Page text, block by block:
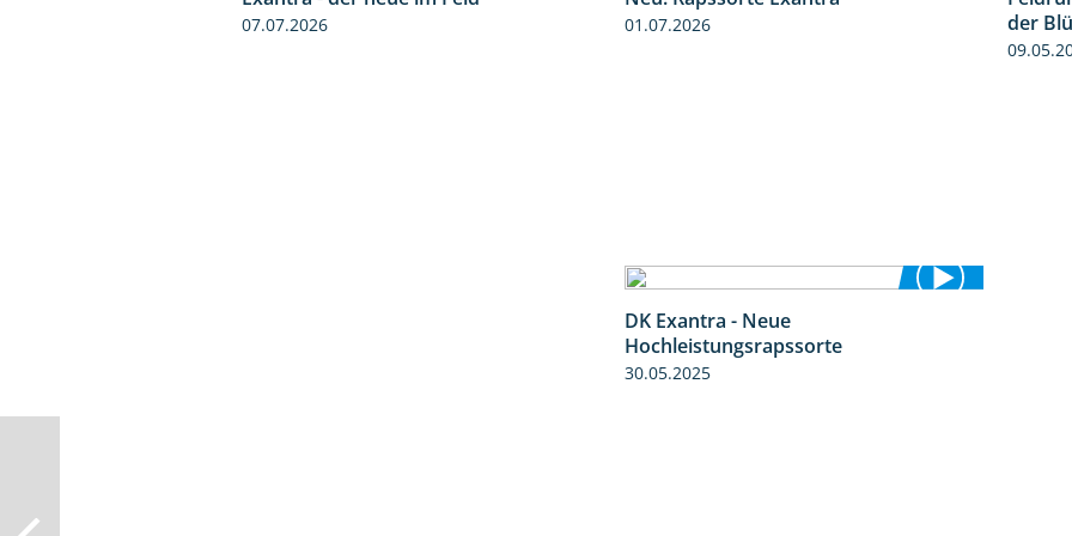
07.07.2026 01.07.2026
der
DK Exantra - Neue
Hochleistungsrapssorte
30.05.2025